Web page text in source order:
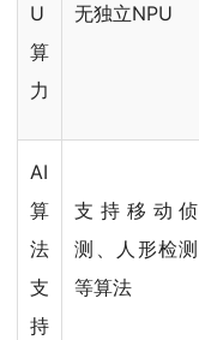
U
算
力
无独立NPU
AI
算
法
支
持
支持移动侦
测、人形检测
等算法